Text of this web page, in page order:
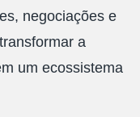
negociações e
a
um ecossistema